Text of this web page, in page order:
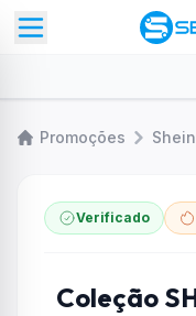
Promoções Shein
Verificado
Coleção